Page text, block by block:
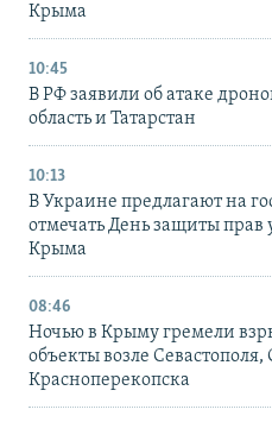
Крыма
10:45
В РФ заявили об атаке
область и Татарстан
10:13
В Украине предлагают на
отмечать День защиты
Крыма
08:46
Ночью в Крыму гремели
объекты возле
Красноперекопска